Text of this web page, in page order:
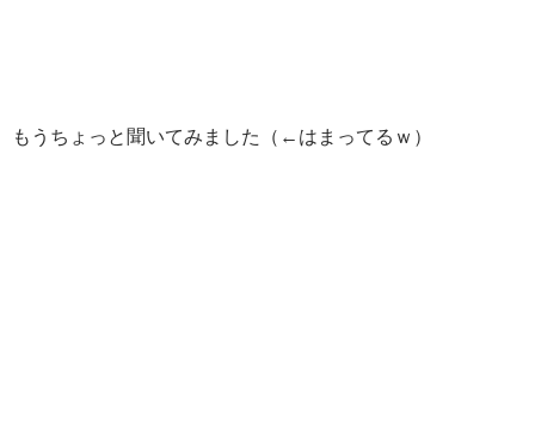
もうちょっと聞いてみました（←はまってるｗ）